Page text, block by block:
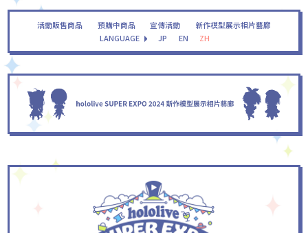
活動販售商品 預購中商品 宣傳活動
新作模型展示相片藝廊
LANGUAGE
JP EN ZH